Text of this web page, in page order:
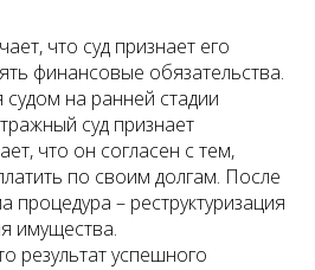
что суд признает его
финансовые обязательства.
судом на ранней стадии
суд признает
что он согласен с тем,
по своим долгам. После
процедура – реструктуризация
имущества.
результат успешного